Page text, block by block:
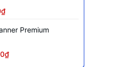
Premium